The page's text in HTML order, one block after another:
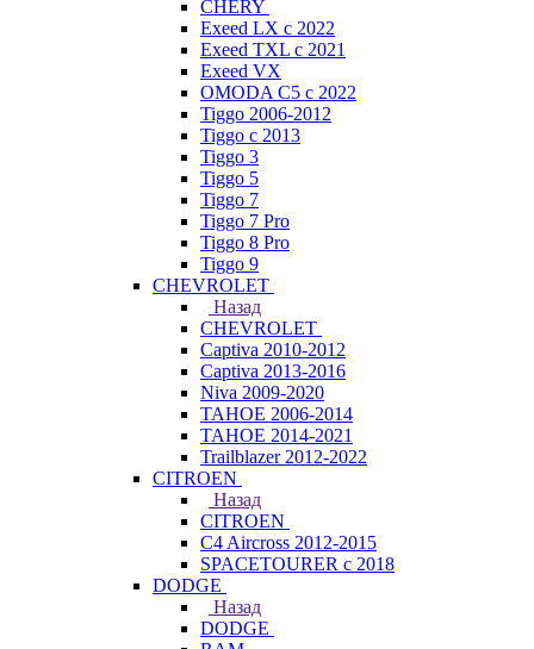
CHERY
Exeed LX с 2022
Exeed TXL с 2021
Exeed VX
OMODA C5 с 2022
Tiggo 2006-2012
Tiggo с 2013
Tiggo 3
Tiggo 5
Tiggo 7
Tiggo 7 Pro
Tiggo 8 Pro
Tiggo 9
CHEVROLET
Назад
CHEVROLET
Captiva 2010-2012
Captiva 2013-2016
Niva 2009-2020
TAHOE 2006-2014
TAHOE 2014-2021
Trailblazer 2012-2022
CITROEN
Назад
CITROEN
C4 Aircross 2012-2015
SPACETOURER с 2018
DODGE
Назад
DODGE